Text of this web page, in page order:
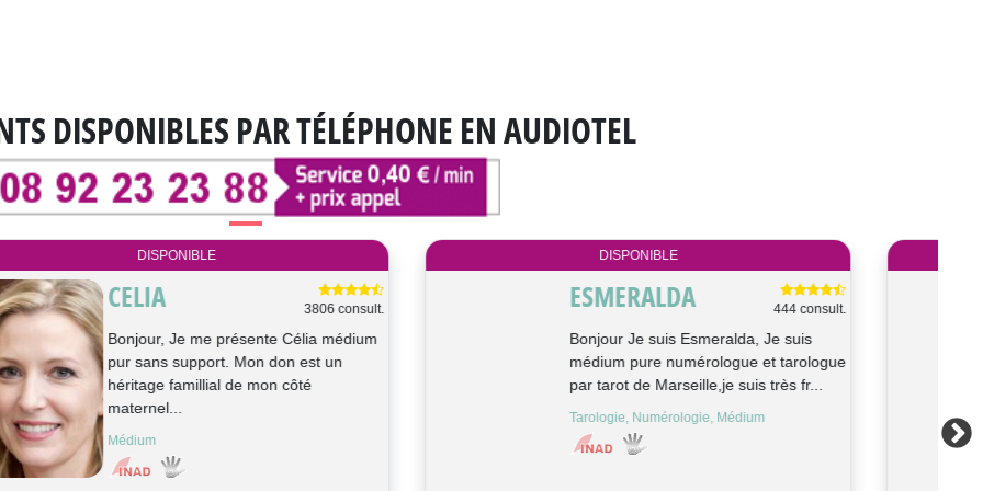
DISPONIBLES PAR TÉLÉPHONE EN AUDIOTEL
DISPONIBLE
444 consult.
Bonjour Je suis Esmeralda, Je suis
médium pure numérologue et tarologue
par tarot de Marseille,je suis très fr...
Tarologie, Numérologie, Médium
DISPONIBLE
SILAH
Je suis passionnée des arts divinatoires
depuis 40 ans. Je vous propose une
consultation pour un meilleur choi...
Voyance, Cartomancie